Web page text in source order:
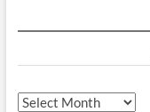
முந்தைய